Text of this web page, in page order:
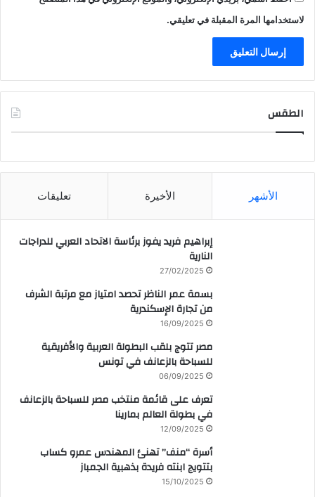
لاستخدامها المرة المقبلة في تعليقي.
الطقس
الأشهر الأخيرة تعليقات
إبراهيم فريد يفوز برئاسة الاتحاد العربي للدراجات
النارية
27/02/2025
بسمة عمر الناظر تحصد امتياز مع مرتبة الشرف
من تجارة الإسكندرية
16/09/2025
مصر تتوج بلقب البطولة العربية والأفريقية
للسباحة بالزعانف في تونس
06/09/2025
تعرف على قائمة منتخب مصر للسباحة بالزعانف
في بطولة العالم بمارينا
12/09/2025
أسرة “منف” تهنئ المهندس عمرو كساب
بتتويج ابنته فريدة بذهبية الجمباز
15/10/2025